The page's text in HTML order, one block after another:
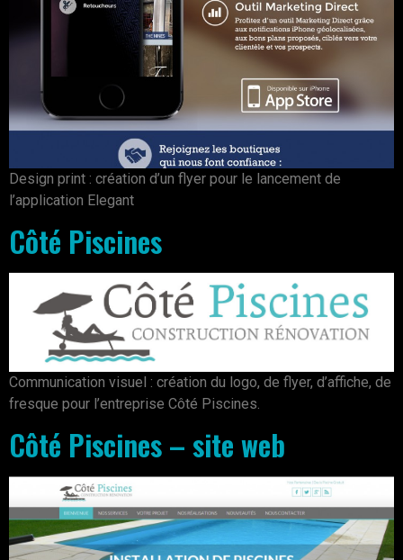
Design print : création d’un flyer pour le lancement de
l’application Elegant
Côté Piscines
Communication visuel : création du logo, de flyer, d’affiche, de
fresque pour l’entreprise Côté Piscines.
Côté Piscines – site web